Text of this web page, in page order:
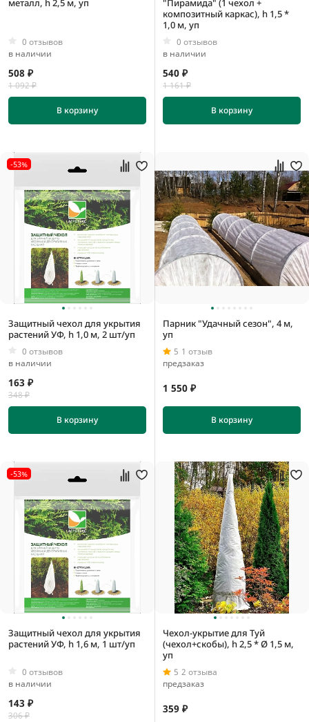
металл, h 2,5 м, уп
0 отзывов
в наличии
508 ₽
1 092 ₽
В корзину
"Пирамида" (1 чехол +
композитный каркас), h 1,5 *
1,0 м, уп
0 отзывов
в наличии
540 ₽
1 161 ₽
В корзину
-53%
Защитный чехол для укрытия
растений УФ, h 1,0 м, 2 шт/уп
0 отзывов
в наличии
163 ₽
348 ₽
В корзину
Парник "Удачный сезон", 4 м,
уп
5 1 отзыв
предзаказ
1 550 ₽
В корзину
-53%
Защитный чехол для укрытия
растений УФ, h 1,6 м, 1 шт/уп
0 отзывов
в наличии
143 ₽
306 ₽
Чехол-укрытие для Туй
(чехол+скобы), h 2,5 * Ø 1,5 м,
уп
5 2 отзыва
предзаказ
359 ₽